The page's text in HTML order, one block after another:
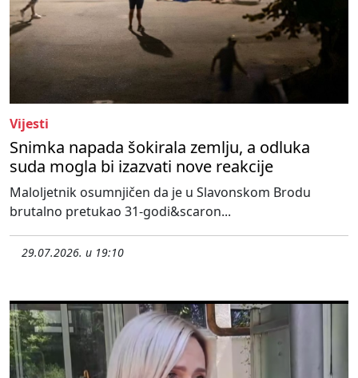
Vijesti
Snimka napada šokirala zemlju, a odluka
suda mogla bi izazvati nove reakcije
Maloljetnik osumnjičen da je u Slavonskom Brodu
brutalno pretukao 31-godi&scaron...
29.07.2026. u 19:10